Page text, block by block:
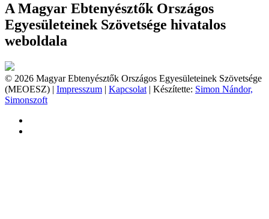
A Magyar Ebtenyésztők Országos
Egyesületeinek Szövetsége hivatalos
weboldala
© 2026 Magyar Ebtenyésztők Országos Egyesületeinek Szövetsége
(MEOESZ) | Impresszum | Kapcsolat | Készítette: Simon Nándor,
Simonszoft